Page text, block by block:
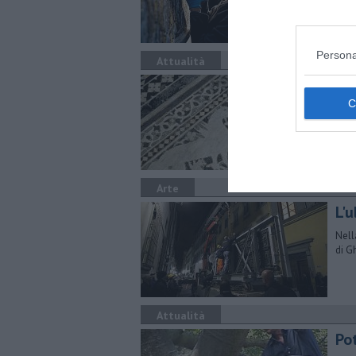
Attualità
Arte
di
Attualità